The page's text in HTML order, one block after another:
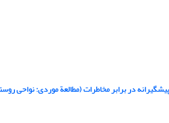
در برابر مخاطرات (مطالعة موردی: نواحی